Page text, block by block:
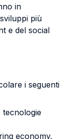
in
più
e del social
i seguenti
tecnologie
economy.